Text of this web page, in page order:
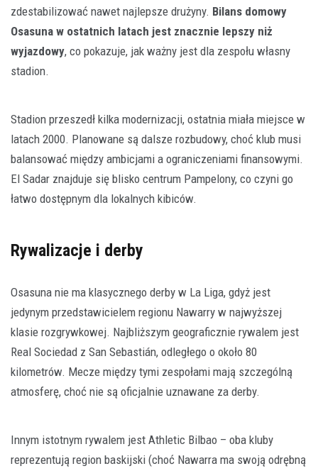
zdestabilizować nawet najlepsze drużyny. Bilans domowy
Osasuna w ostatnich latach jest znacznie lepszy niż
wyjazdowy, co pokazuje, jak ważny jest dla zespołu własny
stadion.
Stadion przeszedł kilka modernizacji, ostatnia miała miejsce w
latach 2000. Planowane są dalsze rozbudowy, choć klub musi
balansować między ambicjami a ograniczeniami finansowymi.
El Sadar znajduje się blisko centrum Pampelony, co czyni go
łatwo dostępnym dla lokalnych kibiców.
Rywalizacje i derby
Osasuna nie ma klasycznego derby w La Liga, gdyż jest
jedynym przedstawicielem regionu Nawarry w najwyższej
klasie rozgrywkowej. Najbliższym geograficznie rywalem jest
Real Sociedad z San Sebastián, odległego o około 80
kilometrów. Mecze między tymi zespołami mają szczególną
atmosferę, choć nie są oficjalnie uznawane za derby.
Innym istotnym rywalem jest Athletic Bilbao – oba kluby
reprezentują region baskijski (choć Nawarra ma swoją odrębną